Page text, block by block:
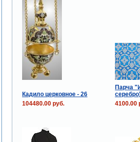
Кадило церковное - 26
Парча
104480.00 руб.
4100.00